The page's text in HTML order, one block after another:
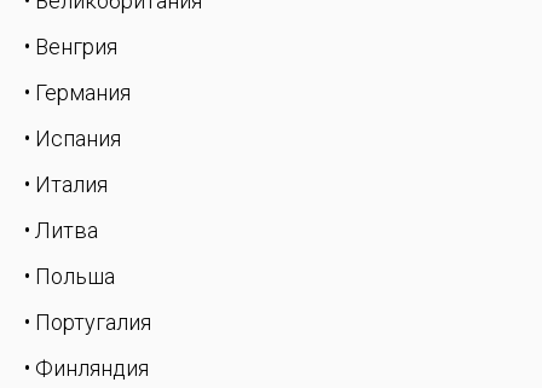
• Венгрия
• Германия
• Испания
• Италия
• Литва
• Польша
• Португалия
• Финляндия